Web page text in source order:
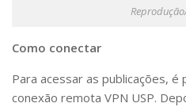
Como conectar
Para acessar as publicações,
conexão remota VPN USP.